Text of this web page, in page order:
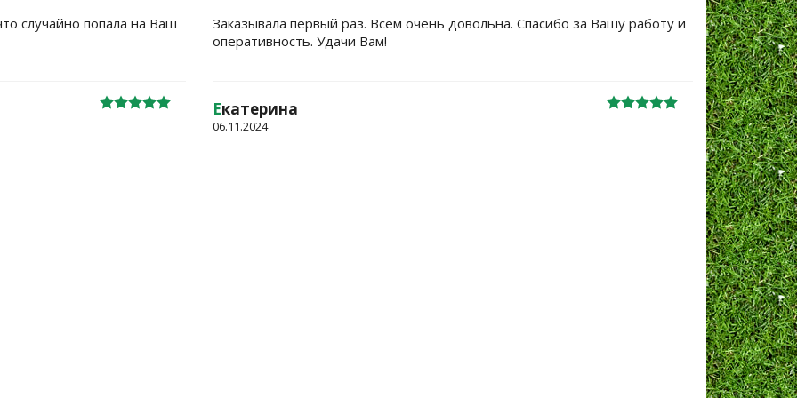
случайно попала на Ваш
Заказывала первый раз. Всем очень довольна. Спасибо за Вашу работу и
оперативность. Удачи Вам!
Екатерина
06.11.2024
Большое
уже не
Жанна
06.10.2024